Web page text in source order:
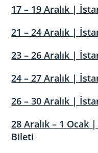
17 – 19 Aralık |
21 – 24 Aralık |
23 – 26 Aralık |
24 – 27 Aralık |
26 – 30 Aralık |
28 Aralık – 1 Ocak
Bileti